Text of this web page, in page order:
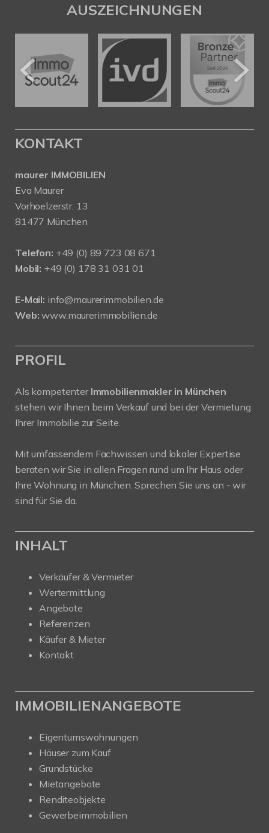
AUSZEICHNUNGEN
KONTAKT
maurer IMMOBILIEN
Eva Maurer
Vorhoelzerstr. 13
81477 München
Telefon: +49 (0) 89 723 08 671
Mobil: +49 (0) 178 31 031 01
E-Mail: info@maurerimmobilien.de
Web: www.maurerimmobilien.de
PROFIL
Als kompetenter Immobilienmakler in München
stehen wir Ihnen beim Verkauf und bei der Vermietung
Ihrer Immobilie zur Seite.
Mit umfassendem Fachwissen und lokaler Expertise
beraten wir Sie in allen Fragen rund um Ihr Haus oder
Ihre Wohnung in München. Sprechen Sie uns an - wir
sind für Sie da.
INHALT
Verkäufer & Vermieter
Wertermittlung
Angebote
Referenzen
Käufer & Mieter
Kontakt
IMMOBILIENANGEBOTE
Eigentumswohnungen
Häuser zum Kauf
Grundstücke
Mietangebote
Renditeobjekte
Gewerbeimmobilien